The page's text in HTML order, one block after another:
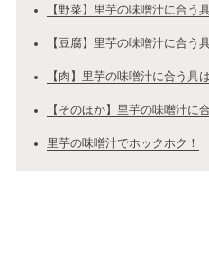
【野菜】里芋の味噌汁に合う
【豆腐】里芋の味噌汁に合う
【肉】里芋の味噌汁に合う具
【そのほか】里芋の味噌汁に
里芋の味噌汁でホックホク！